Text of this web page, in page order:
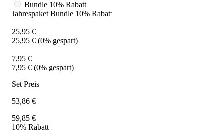
Bundle 10% Rabatt
Jahrespaket Bundle 10% Rabatt
25,95 €
25,95 € (0% gespart)
7,95 €
7,95 € (0% gespart)
Set Preis
53,86 €
59,85 €
10% Rabatt